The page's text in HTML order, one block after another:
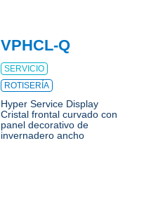
VPHCL-Q
SERVICIO
ROTISERÍA
Hyper Service Display
Cristal frontal curvado con
panel decorativo de
invernadero ancho